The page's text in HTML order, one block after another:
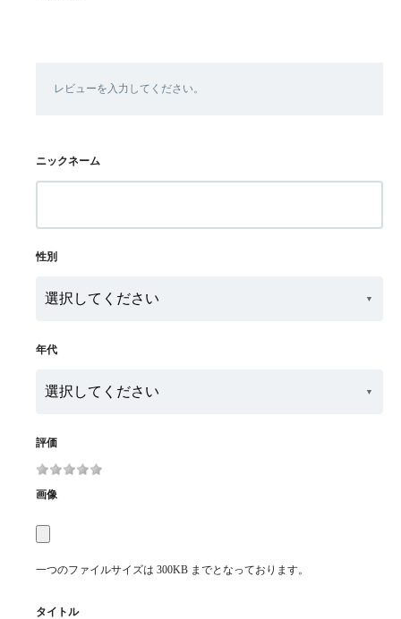
レビューを入力してください。
ニックネーム
性別
年代
評価
画像
一つのファイルサイズは 300KB までとなっております。
タイトル